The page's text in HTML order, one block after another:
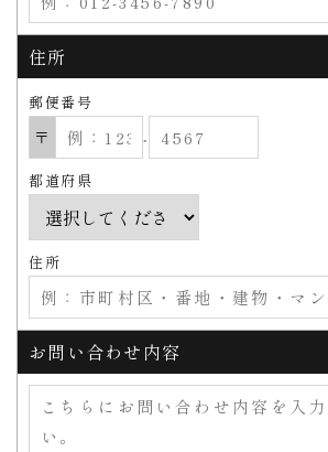
住所
郵便番号
〒
‐
都道府県
住所
お問い合わせ内容